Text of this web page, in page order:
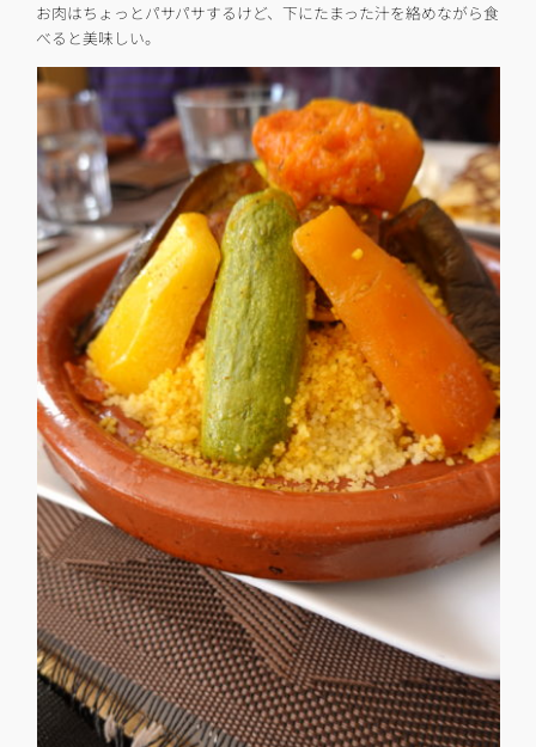
お肉はちょっとパサパサするけど、下にたまった汁を絡めながら食
べると美味しい。